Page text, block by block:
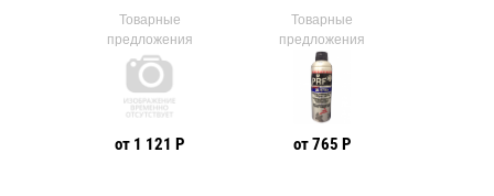
Товарные
предложения
от 1 121 Р
Товарные
предложения
от 765 Р